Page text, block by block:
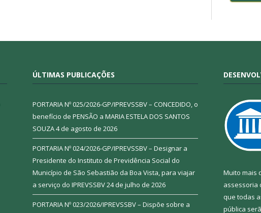
ÚLTIMAS PUBLICAÇÕES
PORTARIA Nº 025/2026-GP/IPREVSSBV – CONCEDIDO, o
benefício de PENSÃO a MARIA ESTELA DOS SANTOS
SOUZA4 de agosto de 2026
PORTARIA Nº 024/2026-GP/IPREVSSBV – Designar a
Presidente do Instituto de Previdência Social do
Município de São Sebastião da Boa Vista, para viajar
a serviço do IPREVSSBV24 de julho de 2026
PORTARIA Nº 023/2026/IPREVSSBV – Dispõe sobre a
Muito mais
assessoria
que todas
pública